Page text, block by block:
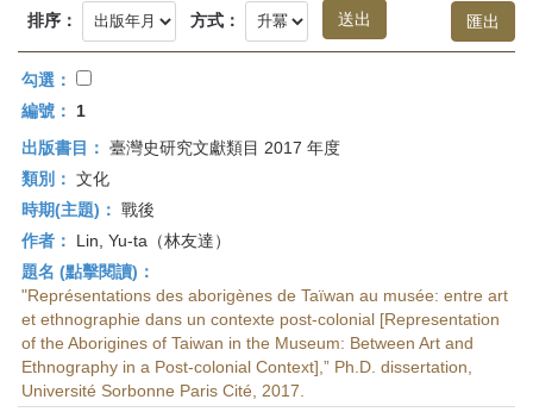
首
頁
排序： 方式：
勾選：
編號：
1
出版書目： 臺灣史研究文獻類目 2017 年度
類別： 文化
時期(主題)： 戰後
作者：
Lin, Yu-ta（林友達）
題名 (點擊閱讀)：
"Représentations des aborigènes de Taïwan au musée: entre art
et ethnographie dans un contexte post-colonial [Representation
of the Aborigines of Taiwan in the Museum: Between Art and
Ethnography in a Post-colonial Context],” Ph.D. dissertation,
Université Sorbonne Paris Cité, 2017.